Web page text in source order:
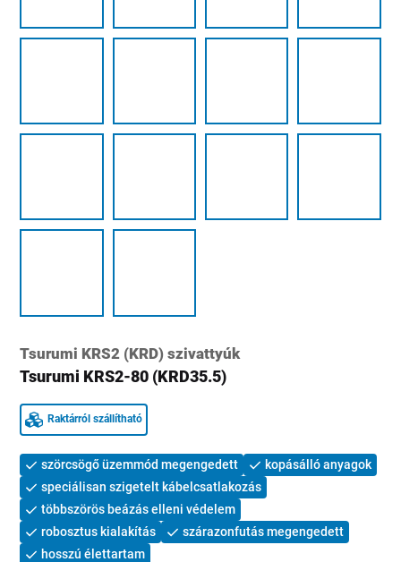
Tsurumi KRS2 (KRD) szivattyúk
Tsurumi KRS2-80 (KRD35.5)
Raktárról szállítható
szörcsögő üzemmód megengedett
kopásálló anyagok
speciálisan szigetelt kábelcsatlakozás
többszörös beázás elleni védelem
robosztus kialakítás
szárazonfutás megengedett
hosszú élettartam